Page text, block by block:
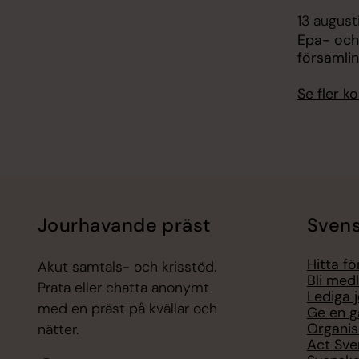
13
Epa-
Se fler
Jourhavande präst
Akut samtals- och krisstöd.
Prata eller chatta anonymt
med en präst på kvällar och
nätter.
Hitta
Bli
Lediga
Ge en
Act